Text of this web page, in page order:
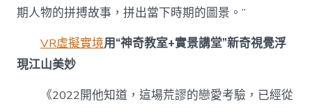
期人物的拼搏故事，拼出當下時期的圖景。”
VR虛擬實境用“神奇教室+實景講堂”新奇視覺浮
現江山美妙
《2022開他知道，這場荒謬的戀愛考驗，已經從